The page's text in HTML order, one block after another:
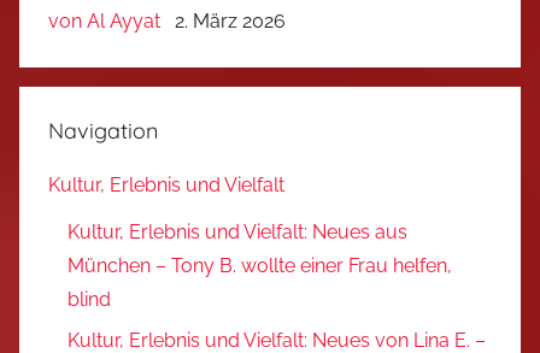
von Al Ayyat
2. März 2026
Navigation
Kultur, Erlebnis und Vielfalt
Kultur, Erlebnis und Vielfalt: Neues aus
München – Tony B. wollte einer Frau helfen,
blind
Kultur, Erlebnis und Vielfalt: Neues von Lina E. –